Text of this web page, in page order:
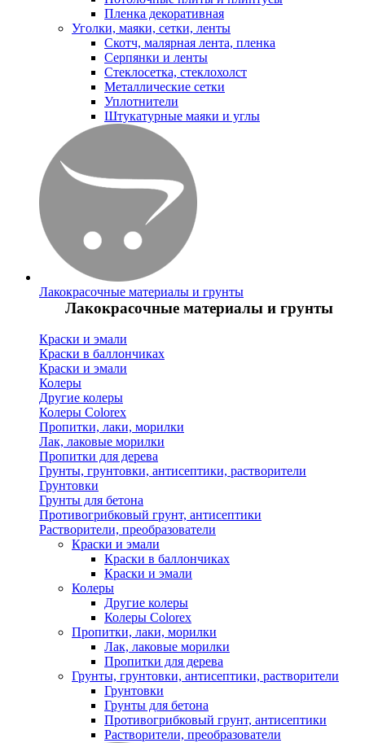
Пленка декоративная
Уголки, маяки, сетки, ленты
Скотч, малярная лента, пленка
Серпянки и ленты
Стеклосетка, стеклохолст
Металлические сетки
Уплотнители
Штукатурные маяки и углы
Лакокрасочные материалы и грунты
Лакокрасочные материалы и грунты
Краски и эмали
Краски в баллончиках
Краски и эмали
Колеры
Другие колеры
Колеры Colorex
Пропитки, лаки, морилки
Лак, лаковые морилки
Пропитки для дерева
Грунты, грунтовки, антисептики, растворители
Грунтовки
Грунты для бетона
Противогрибковый грунт, антисептики
Растворители, преобразователи
Краски и эмали
Краски в баллончиках
Краски и эмали
Колеры
Другие колеры
Колеры Colorex
Пропитки, лаки, морилки
Лак, лаковые морилки
Пропитки для дерева
Грунты, грунтовки, антисептики, растворители
Грунтовки
Грунты для бетона
Противогрибковый грунт, антисептики
Растворители, преобразователи